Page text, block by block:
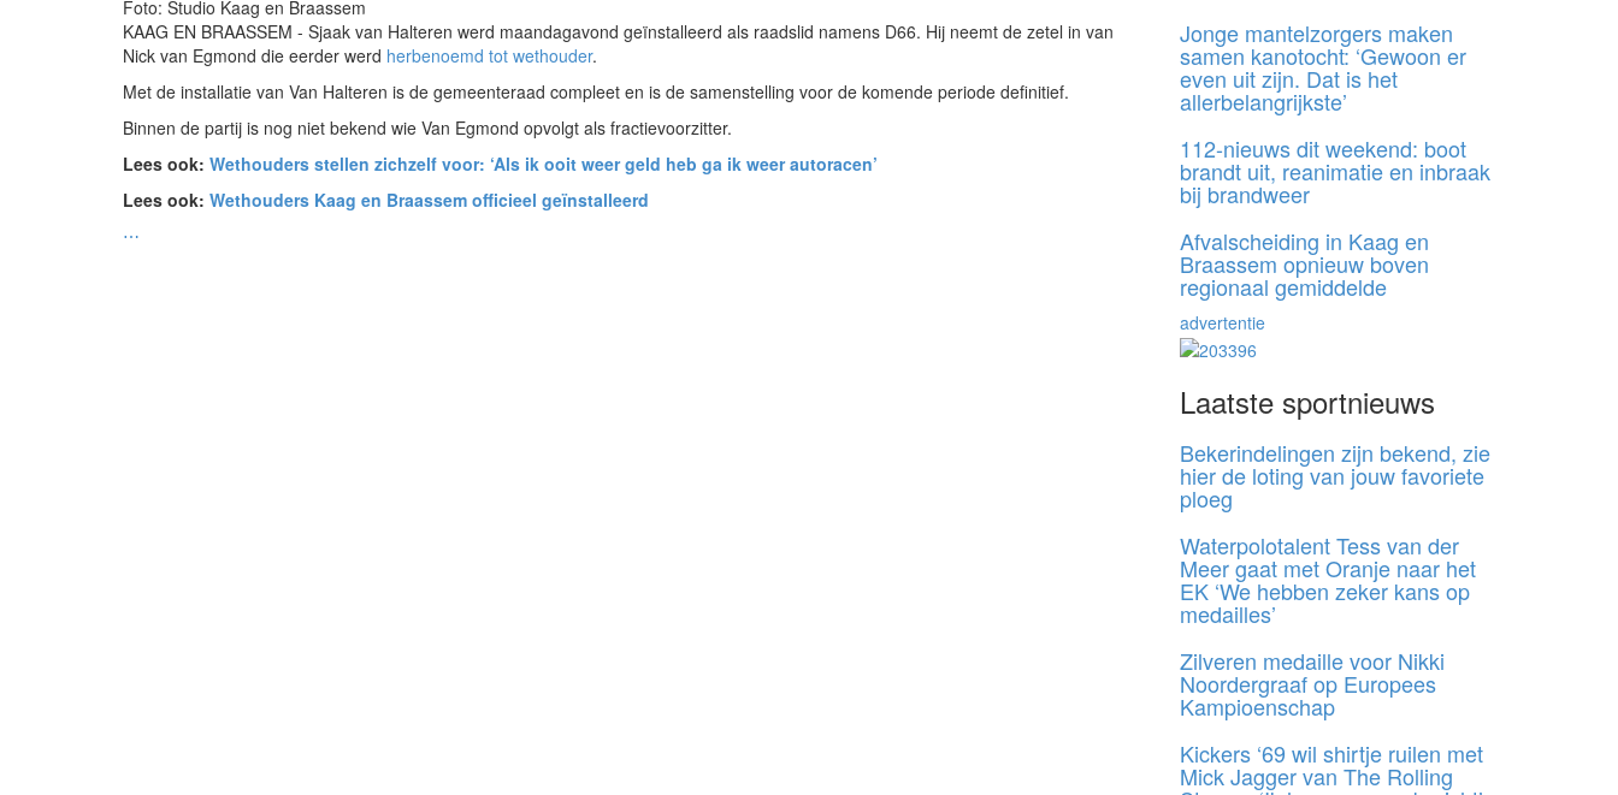
Foto: Studio Kaag en Braassem
KAAG EN BRAASSEM - Sjaak van Halteren werd maandagavond geïnstalleerd als raadslid namens D66. Hij neemt de zetel in van
Nick van Egmond die eerder werd herbenoemd tot wethouder.
Met de installatie van Van Halteren is de gemeenteraad compleet en is de samenstelling voor de komende periode definitief.
Binnen de partij is nog niet bekend wie Van Egmond opvolgt als fractievoorzitter.
Lees ook: Wethouders stellen zichzelf voor: ‘Als ik ooit weer geld heb ga ik weer autoracen’
Lees ook: Wethouders Kaag en Braassem officieel geïnstalleerd
⋯
Jonge mantelzorgers maken
samen kanotocht: ‘Gewoon er
even uit zijn. Dat is het
allerbelangrijkste’
112-nieuws dit weekend: boot
brandt uit, reanimatie en inbraak
bij brandweer
Afvalscheiding in Kaag en
Braassem opnieuw boven
regionaal gemiddelde
advertentie
Laatste sportnieuws
Bekerindelingen zijn bekend, zie
hier de loting van jouw favoriete
ploeg
Waterpolotalent Tess van der
Meer gaat met Oranje naar het
EK ‘We hebben zeker kans op
medailles’
Zilveren medaille voor Nikki
Noordergraaf op Europees
Kampioenschap
Kickers ‘69 wil shirtje ruilen met
Mick Jagger van The Rolling